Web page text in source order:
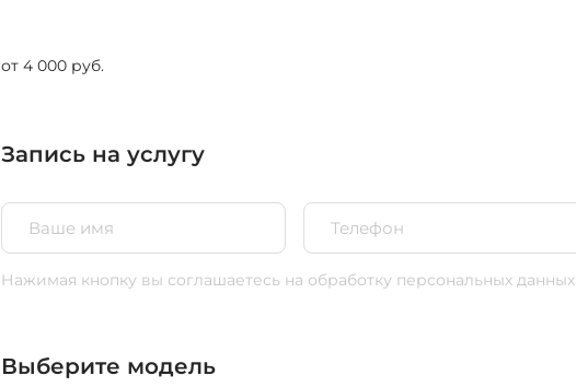
от 4 000 руб.
Запись на услугу
Нажимая кнопку вы соглашаетесь на обработку персональных данных
Выберите модель